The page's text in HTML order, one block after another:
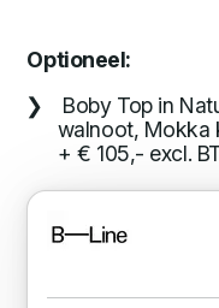
Optioneel:
Boby Top in
walnoot, Mokka
+ € 105,- excl.